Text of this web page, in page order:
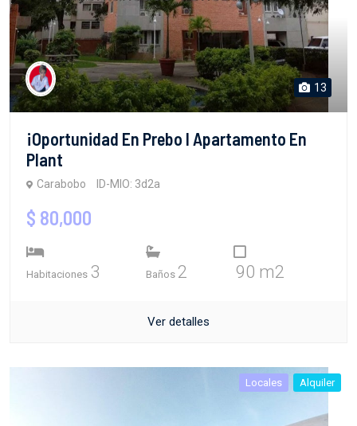
13
¡Oportunidad En Prebo I Apartamento En
Plant
Carabobo ID-MIO: 3d2a
$ 80,000
Habitaciones 3 Baños 2 90 m2
Ver detalles
Locales Alquiler